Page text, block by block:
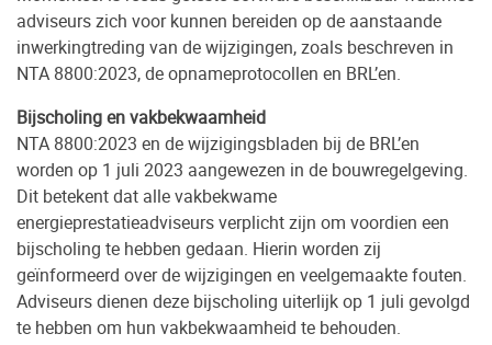
adviseurs zich voor kunnen bereiden op de aanstaande
inwerkingtreding van de wijzigingen, zoals beschreven in
NTA 8800:2023, de opnameprotocollen en BRL’en.
Bijscholing en vakbekwaamheid
NTA 8800:2023 en de wijzigingsbladen bij de BRL’en
worden op 1 juli 2023 aangewezen in de bouwregelgeving.
Dit betekent dat alle vakbekwame
energieprestatieadviseurs verplicht zijn om voordien een
bijscholing te hebben gedaan. Hierin worden zij
geïnformeerd over de wijzigingen en veelgemaakte fouten.
Adviseurs dienen deze bijscholing uiterlijk op 1 juli gevolgd
te hebben om hun vakbekwaamheid te behouden.